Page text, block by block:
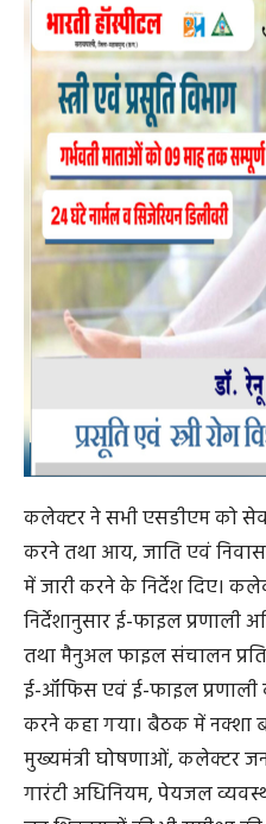
कलेक्टर ने सभी एसडीएम को
करने तथा आय, जाति एवं निवास
में जारी करने के निर्देश दिए।
निर्देशानुसार ई-फाइल प्रणाली
तथा मैनुअल फाइल संचालन
ई-ऑफिस एवं ई-फाइल प्रणाली
करने कहा गया। बैठक में नक्शा
मुख्यमंत्री घोषणाओं, कलेक्टर
गारंटी अधिनियम, पेयजल